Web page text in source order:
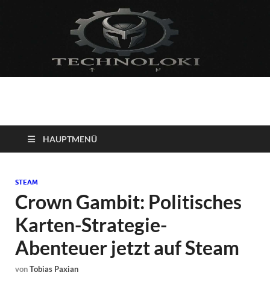
Technoloki: Gaming
und Entertainment
News
Blockbuster, Indie-Perlen und Retro-Klassiker.
HAUPTMENÜ
STEAM
Crown Gambit: Politisches
Karten-Strategie-
Abenteuer jetzt auf Steam
vonTobias Paxian